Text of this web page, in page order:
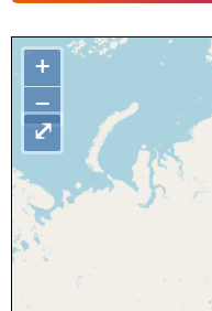
+
−
⤢